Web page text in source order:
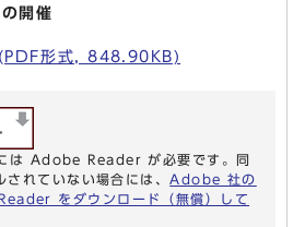
開催
形式, 848.90KB)
は Adobe Reader が必要です。同
されていない場合には、 Adobe 社の
をダウンロード（無償）して